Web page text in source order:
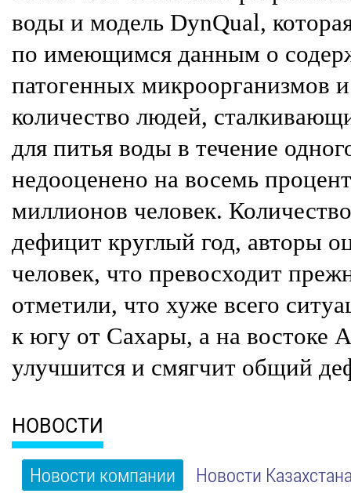
воды и модель DynQual,
по имеющимся данным о
патогенных микроорганизмов
количество людей,
для питья воды в течение
недооценено на восемь
миллионов человек.
дефицит круглый год, авторы
человек, что превосходит
отметили, что хуже всего
к югу от Сахары, а на востоке
улучшится и смягчит общий
НОВОСТИ
Новости компании
Новости